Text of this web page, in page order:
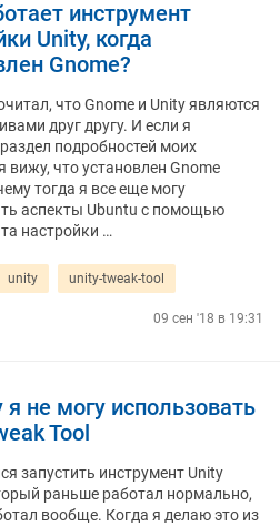
инструмент
Unity, когда
Gnome?
что Gnome и Unity являются
друг другу. И если я
подробностей моих
вижу, что установлен Gnome
тогда я все еще могу
аспекты Ubuntu с помощью
настройки …
unity unity-tweak-tool
09 сен '18 в 19:31
не могу использовать
Tool
запустить инструмент Unity
раньше работал нормально,
вообще. Когда я делаю это из